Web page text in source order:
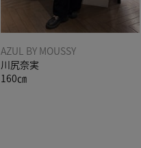
AZUL BY MOUSSY
川尻奈実
160㎝